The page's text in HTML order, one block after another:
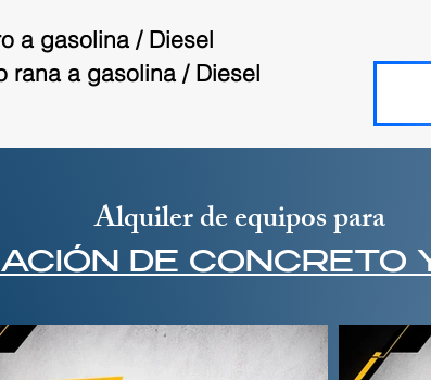
a gasolina / Diesel
rana a gasolina / Diesel
Alquiler de equipos para
DE CONCRETO